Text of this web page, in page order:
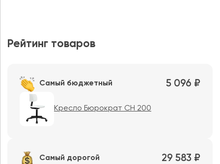
Рейтинг товаров
Самый бюджетный 5 096 ₽
Кресло Бюрократ CH 200
Самый дорогой 29 583 ₽